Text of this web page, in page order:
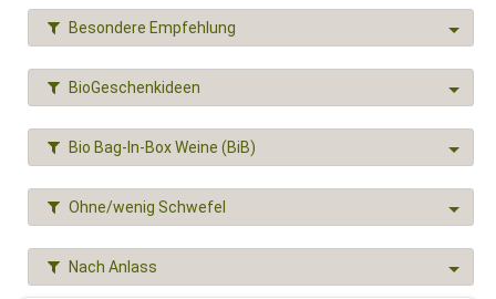
Besondere Empfehlung
BioGeschenkideen
Bio Bag-In-Box Weine (BiB)
Ohne/wenig Schwefel
Nach Anlass